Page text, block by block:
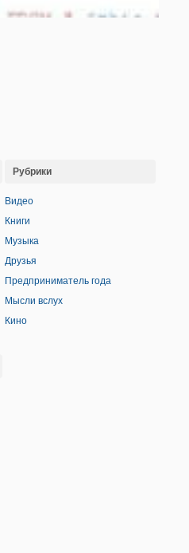
Рубрики
Видео
Книги
Музыка
Друзья
Предприниматель года
Мысли вслух
Кино